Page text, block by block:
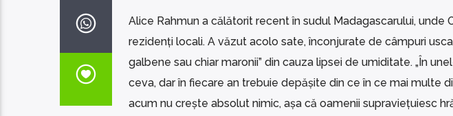
Alice Rahmun a călătorit recent în sudul Madagascarului, unde
rezidenți locali. A văzut acolo sate, înconjurate de câmpuri
galbene sau chiar maronii” din cauza lipsei de umiditate. „În
ceva, dar în fiecare an trebuie depășite din ce în ce mai multe
acum nu crește absolut nimic, așa că oamenii supraviețuiesc